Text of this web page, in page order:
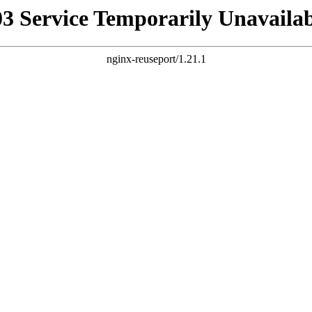
Service Temporarily
nginx-reuseport/1.21.1